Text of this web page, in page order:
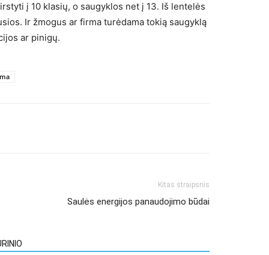
į 10 klasių, o saugyklos net į 13. Iš lentelės
Ir žmogus ar firma turėdama tokią saugyklą
ar pinigų.
Kitas straipsnis
Saulės energijos panaudojimo būdai